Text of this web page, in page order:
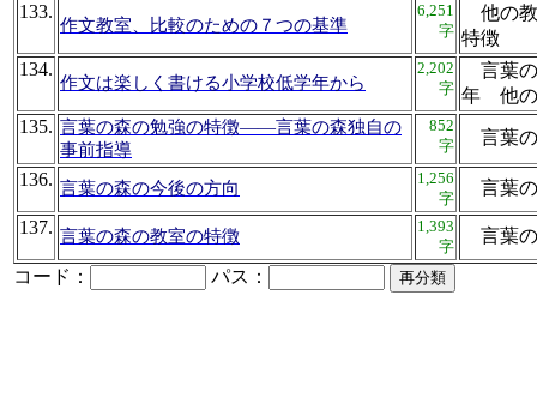
133.
作文教室、比較のための７つの基準
6,251
字
他の
特徴
134.
作文は楽しく書ける小学校低学年から
2,202
字
言葉
年 他
135. 言葉の森の勉強の特徴——言葉の森独自の
事前指導
852
字
言葉
136. 言葉の森の今後の方向
1,256
字
言葉
137. 言葉の森の教室の特徴
1,393
字
言葉
コード：
パス：